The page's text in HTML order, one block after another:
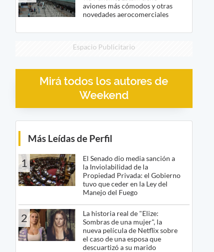
aviones más cómodos y otras
novedades aerocomerciales
Espacio Publicitario
Mirá todos los autores de
Weekend
Más Leídas de Perfil
1
El Senado dio media sanción a
la Inviolabilidad de la
Propiedad Privada: el Gobierno
tuvo que ceder en la Ley del
Manejo del Fuego
2
La historia real de "Elize:
Sombras de una mujer", la
nueva película de Netflix sobre
el caso de una esposa que
descuartizó a su marido